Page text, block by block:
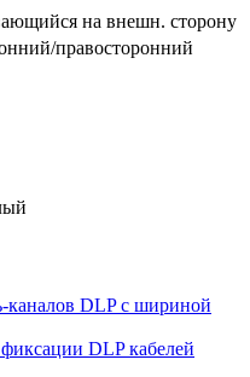
на внешн. сторону
правосторонний
каналов DLP с шириной
DLP кабелей